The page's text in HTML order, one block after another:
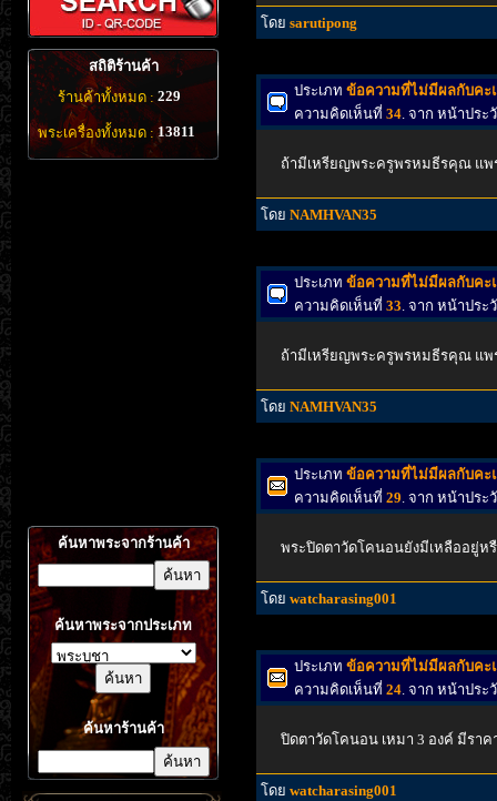
สถิติร้านค้า
ร้านค้าทั้งหมด : 229
พระเครื่องทั้งหมด : 13811
ค้นหาพระจากร้านค้า
ค้นหาพระจากประเภท
ค้นหาร้านค้า
โดย sarutipong
ประเภท ข้อความที่ไม่มีผลกับคะ
ความคิดเห็นที่ 34. จาก หน้าประ
ถ้ามีเหรียญพระครูพรหมธีรคุณ แพ
โดย NAMHVAN35
ประเภท ข้อความที่ไม่มีผลกับคะ
ความคิดเห็นที่ 33. จาก หน้าประ
ถ้ามีเหรียญพระครูพรหมธีรคุณ แพ
โดย NAMHVAN35
ประเภท ข้อความที่ไม่มีผลกับคะ
ความคิดเห็นที่ 29. จาก หน้าประ
พระปิดตาวัดโคนอนยังมีเหลืออยู่ห
โดย watcharasing001
ประเภท ข้อความที่ไม่มีผลกับคะ
ความคิดเห็นที่ 24. จาก หน้าประ
ปิดตาวัดโคนอน เหมา 3 องค์ มีรา
โดย watcharasing001